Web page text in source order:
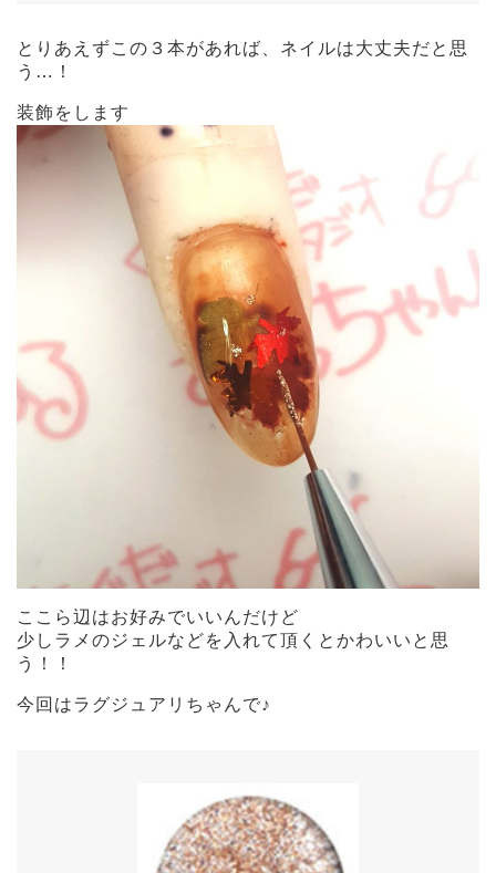
とりあえずこの３本があれば、ネイルは大丈夫だと思
う…！
装飾をします
ここら辺はお好みでいいんだけど
少しラメのジェルなどを入れて頂くとかわいいと思
う！！
今回はラグジュアリちゃんで♪